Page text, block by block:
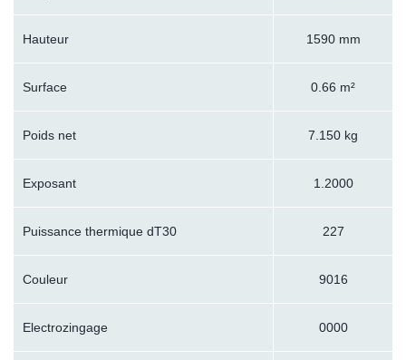
Hauteur 1590 mm
Surface 0.66 m²
Poids net 7.150 kg
Exposant 1.2000
Puissance thermique dT30 227
Couleur 9016
Electrozingage 0000